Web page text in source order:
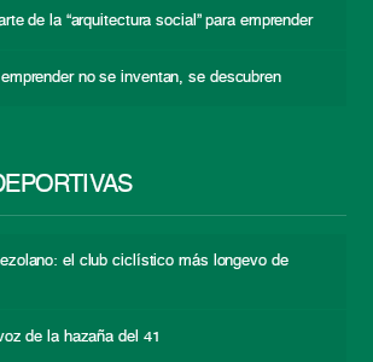
de la “arquitectura social” para emprender
no se inventan, se descubren
el club ciclístico más longevo de
de la hazaña del 41